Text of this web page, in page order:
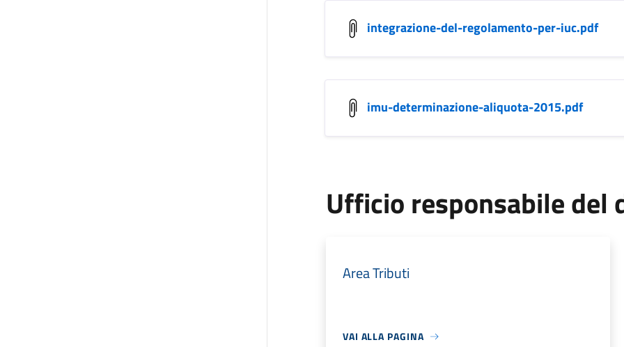
integrazione-del-regolamento-per-iuc.pdf
imu-determinazione-aliquota-2015.pdf
Ufficio responsabile del
Area Tributi
VAI ALLA PAGINA